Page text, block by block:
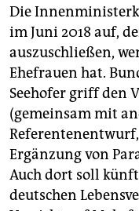
Die
im Juni 2018 auf,
auszuschließen,
Ehefrauen hat.
Seehofer griff den
(gemeinsam mit
Ergänzung von
Auch dort soll
deutschen